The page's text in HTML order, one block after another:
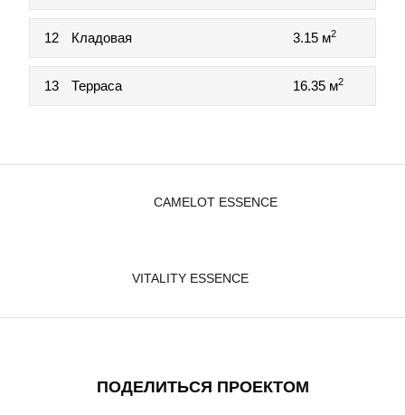
12 Кладовая 3.15 м2
13 Терраса 16.35 м2
CAMELOT ESSENCE
VITALITY ESSENCE
ПОДЕЛИТЬСЯ ПРОЕКТОМ